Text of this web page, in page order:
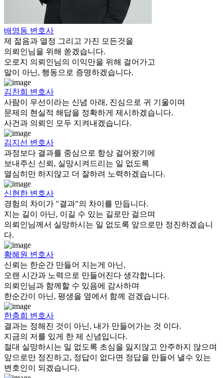
배영동 변호사
제 젊음과 열정 그리고 가진 모든것을
의뢰인님을 위해 쏟겠습니다.
오로지 의뢰인님의 이익만을 위해 걸어가고
말이 아닌, 행동으로 증명하겠습니다.
김찬희 변호사
사람이 우선이라는 신념 아래, 진심으로 귀 기울이며
문제의 현실적 해답을 정확하게 제시하겠습니다.
사건과 의뢰인 모두 지켜내겠습니다.
김지선 변호사
과정보다 결과를 중심으로 항상 걸어왔기에
보내주신 신뢰, 실망시켜드리는 일 없도록
열심히만 하지않고 더 잘하려 노력하겠습니다.
신현한 변호사
경험의 차이가 "결과"의 차이를 만듭니다.
지는 길이 아닌, 이길 수 있는 길로만 걸으며
의뢰인님께서 실망하시는 일 없도록 앞으로만 정진하겠습니
다.
황혜원 변호사
신뢰는 한순간 만들어 지는게 아닌,
오랜 시간과 노력으로 만들어진다 생각합니다.
의뢰인님과 함께할 수 있음에 감사하며
한순간이 아닌, 평생을 옆에서 함께 걷겠습니다.
한충희 변호사
결과는 정해진 것이 아닌, 내가 만들어가는 것 이다.
지금의 저를 있게 한 제 신념입니다.
절대 실망하시는 일 없도록 초심을 잃지않고 안주하지 않으며
앞으로만 정진하고, 정답이 없다면 정답을 만들어 낼수 있는
변호인이 되겠습니다.